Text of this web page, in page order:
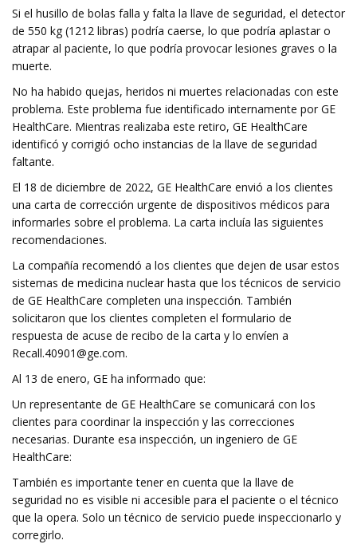
Si el husillo de bolas falla y falta la llave de seguridad, el detector
de 550 kg (1212 libras) podría caerse, lo que podría aplastar o
atrapar al paciente, lo que podría provocar lesiones graves o la
muerte.
No ha habido quejas, heridos ni muertes relacionadas con este
problema. Este problema fue identificado internamente por GE
HealthCare. Mientras realizaba este retiro, GE HealthCare
identificó y corrigió ocho instancias de la llave de seguridad
faltante.
El 18 de diciembre de 2022, GE HealthCare envió a los clientes
una carta de corrección urgente de dispositivos médicos para
informarles sobre el problema. La carta incluía las siguientes
recomendaciones.
La compañía recomendó a los clientes que dejen de usar estos
sistemas de medicina nuclear hasta que los técnicos de servicio
de GE HealthCare completen una inspección. También
solicitaron que los clientes completen el formulario de
respuesta de acuse de recibo de la carta y lo envíen a
Recall.40901@ge.com.
Al 13 de enero, GE ha informado que:
Un representante de GE HealthCare se comunicará con los
clientes para coordinar la inspección y las correcciones
necesarias. Durante esa inspección, un ingeniero de GE
HealthCare:
También es importante tener en cuenta que la llave de
seguridad no es visible ni accesible para el paciente o el técnico
que la opera. Solo un técnico de servicio puede inspeccionarlo y
corregirlo.